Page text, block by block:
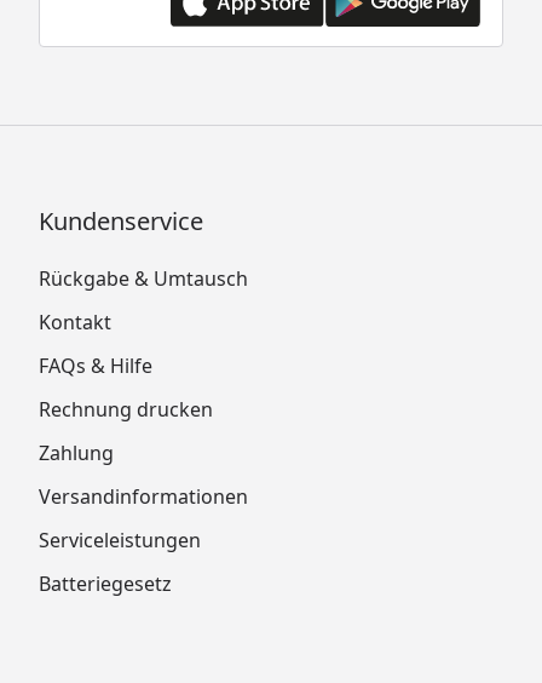
Kundenservice
Rückgabe & Umtausch
Kontakt
FAQs & Hilfe
Rechnung drucken
Zahlung
Versandinformationen
Serviceleistungen
Batteriegesetz